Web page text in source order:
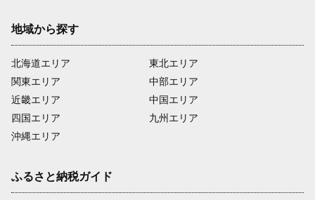
地域から探す
北海道エリア
関東エリア
近畿エリア
四国エリア
沖縄エリア
東北エリア
中部エリア
中国エリア
九州エリア
ふるさと納税ガイド